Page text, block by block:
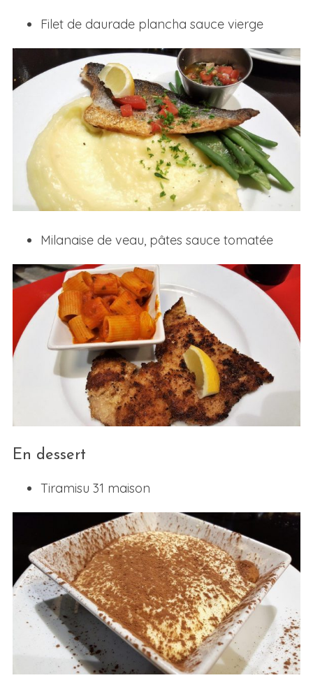
Filet de daurade plancha sauce vierge
Milanaise de veau, pâtes sauce tomatée
En dessert
Tiramisu 31 maison